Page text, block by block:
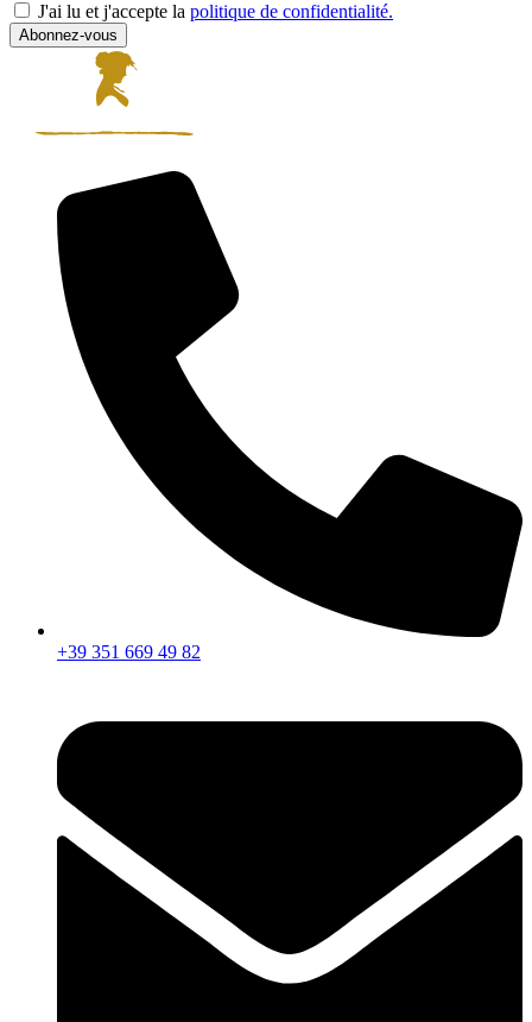
J'ai lu et j'accepte la politique de confidentialité.
Abonnez-vous
+39 351 669 49 82